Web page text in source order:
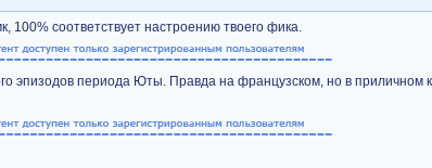
100% соответствует настроению твоего фика.
эпизодов периода Юты. Правда на французском, но в приличном